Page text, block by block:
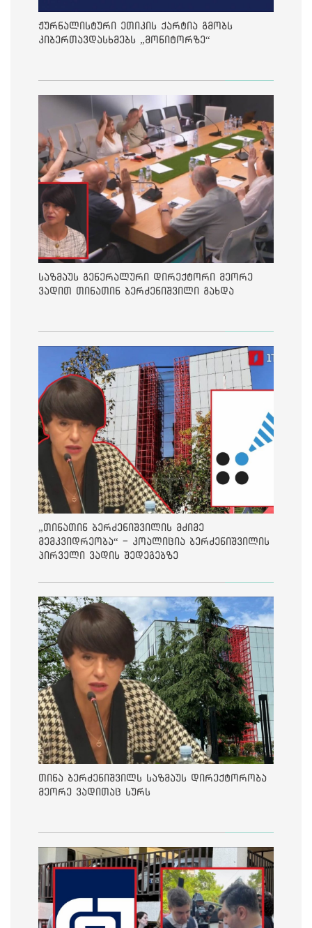
ჟურნალისტური ეთიკის ქარტია გმობს
კიბერთავდასხმებს „მონიტორზე“
საზმაუს გენერალური დირექტორი მეორე
ვადით თინათინ ბერძენიშვილი გახდა
„თინათინ ბერძენიშვილის მძიმე
მემკვიდრეობა“ - კოალიცია ბერძენიშვილის
პირველი ვადის შედეგებზე
თინა ბერძენიშვილს საზმაუს დირექტორობა
მეორე ვადითაც სურს